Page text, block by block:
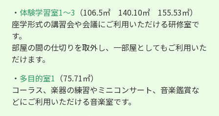
・ 体験学習室1〜3 （106.5㎡ 140.10㎡ 155.53㎡）
座学形式の講習会や会議にご利用いただける研修室で
す。
部屋の間の仕切りを取外し、一部屋としてもご利用いた
だけます。
・ 多目的室1 （75.71㎡）
コーラス、楽器の練習やミニコンサート、音楽鑑賞な
どにご利用いただける音楽室です。